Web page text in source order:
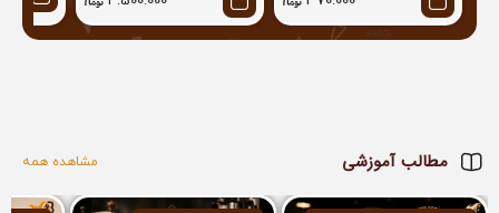
مطالب آموزشی مشاهده همه